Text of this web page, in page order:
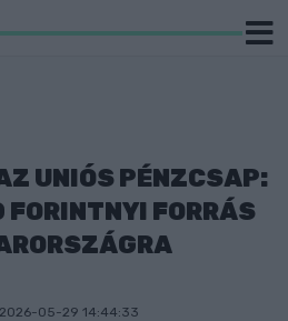
UNIÓS PÉNZCSAP:
FORRÁS
2026-05-29 14:44:33